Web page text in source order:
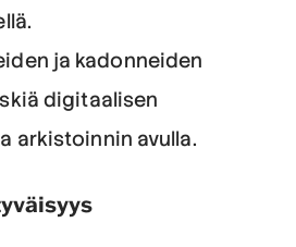
ja kadonneiden
digitaalisen
arkistoinnin avulla.